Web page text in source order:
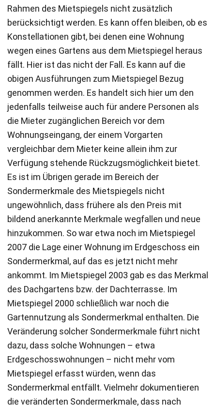
Rahmen des Mietspiegels nicht zusätzlich
berücksichtigt werden. Es kann offen bleiben, ob es
Konstellationen gibt, bei denen eine Wohnung
wegen eines Gartens aus dem Mietspiegel heraus
fällt. Hier ist das nicht der Fall. Es kann auf die
obigen Ausführungen zum Mietspiegel Bezug
genommen werden. Es handelt sich hier um den
jedenfalls teilweise auch für andere Personen als
die Mieter zugänglichen Bereich vor dem
Wohnungseingang, der einem Vorgarten
vergleichbar dem Mieter keine allein ihm zur
Verfügung stehende Rückzugsmöglichkeit bietet.
Es ist im Übrigen gerade im Bereich der
Sondermerkmale des Mietspiegels nicht
ungewöhnlich, dass frühere als den Preis mit
bildend anerkannte Merkmale wegfallen und neue
hinzukommen. So war etwa noch im Mietspiegel
2007 die Lage einer Wohnung im Erdgeschoss ein
Sondermerkmal, auf das es jetzt nicht mehr
ankommt. Im Mietspiegel 2003 gab es das Merkmal
des Dachgartens bzw. der Dachterrasse. Im
Mietspiegel 2000 schließlich war noch die
Gartennutzung als Sondermerkmal enthalten. Die
Veränderung solcher Sondermerkmale führt nicht
dazu, dass solche Wohnungen – etwa
Erdgeschosswohnungen – nicht mehr vom
Mietspiegel erfasst würden, wenn das
Sondermerkmal entfällt. Vielmehr dokumentieren
die veränderten Sondermerkmale, dass nach